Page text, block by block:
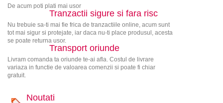
De acum poti plati mai usor
Tranzactii sigure si fara risc
Nu trebuie sa-ti mai fie frica de tranzactiile online, acum sunt
tot mai sigur si protejate, iar daca nu-ti place produsul, acesta
se poate returna usor.
Transport oriunde
Livram comanda ta oriunde te-ai afla. Costul de livrare
variaza in functie de valoarea comenzii si poate fi chiar
gratuit.
Noutati